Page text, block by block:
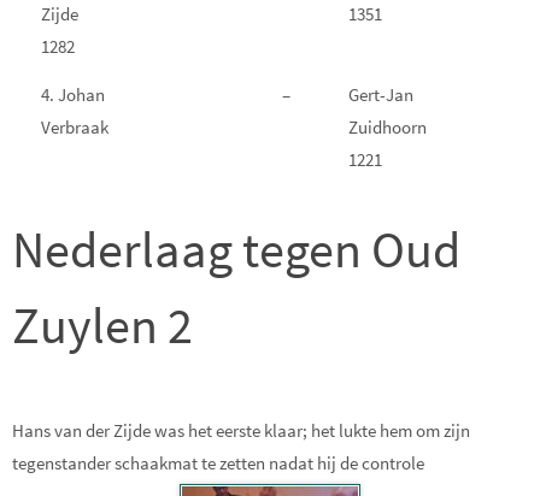
Zijde
1282
1351
4. Johan
Verbraak
–
Gert-Jan
Zuidhoorn
1221
Nederlaag tegen Oud
Zuylen 2
Hans van der Zijde was het eerste klaar; het lukte hem om zijn
tegenstander schaakmat te zetten nadat hij de controle